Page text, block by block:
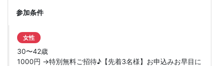
参加条件
女性
30〜42歳
1000円 →特別無料ご招待♪【先着3名様】お申込みお早目に